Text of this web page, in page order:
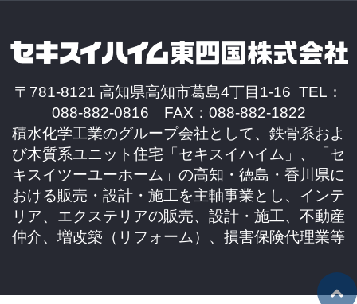
〒781-8121 高知県高知市葛島4丁目1-16 TEL：
088-882-0816 FAX：088-882-1822
積水化学工業のグループ会社として、鉄骨系およ
び木質系ユニット住宅「セキスイハイム」、「セ
キスイツーユーホーム」の高知・徳島・香川県に
おける販売・設計・施工を主軸事業とし、インテ
リア、エクステリアの販売、設計・施工、不動産
仲介、増改築（リフォーム）、損害保険代理業等